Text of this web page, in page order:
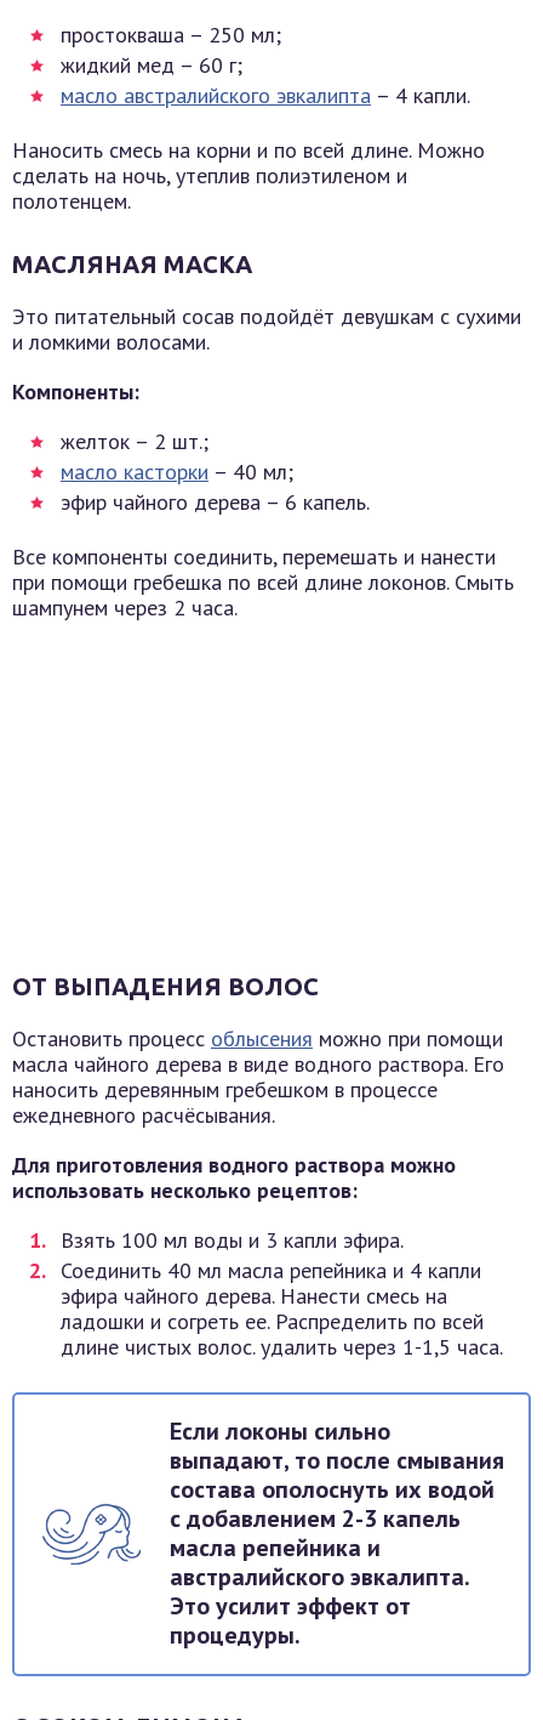
простокваша – 250 мл;
жидкий мед – 60 г;
масло австралийского эвкалипта – 4 капли.
Наносить смесь на корни и по всей длине. Можно
сделать на ночь, утеплив полиэтиленом и
полотенцем.
МАСЛЯНАЯ МАСКА
Это питательный сосав подойдёт девушкам с сухими
и ломкими волосами.
Компоненты:
желток – 2 шт.;
масло касторки – 40 мл;
эфир чайного дерева – 6 капель.
Все компоненты соединить, перемешать и нанести
при помощи гребешка по всей длине локонов. Смыть
шампунем через 2 часа.
ОТ ВЫПАДЕНИЯ ВОЛОС
Остановить процесс облысения можно при помощи
масла чайного дерева в виде водного раствора. Его
наносить деревянным гребешком в процессе
ежедневного расчёсывания.
Для приготовления водного раствора можно
использовать несколько рецептов:
Взять 100 мл воды и 3 капли эфира.
Соединить 40 мл масла репейника и 4 капли
эфира чайного дерева. Нанести смесь на
ладошки и согреть ее. Распределить по всей
длине чистых волос. удалить через 1-1,5 часа.
Если локоны сильно
выпадают, то после смывания
состава ополоснуть их водой
с добавлением 2-3 капель
масла репейника и
австралийского эвкалипта.
Это усилит эффект от
процедуры.